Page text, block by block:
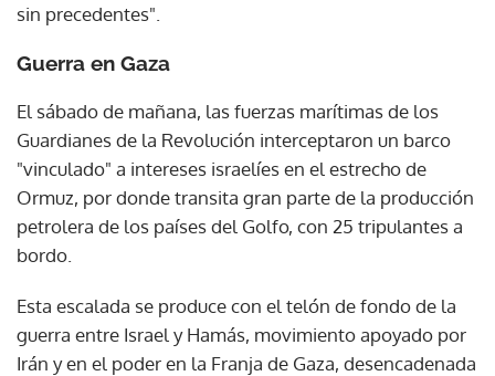
sin precedentes".
Guerra en Gaza
El sábado de mañana, las fuerzas marítimas de los
Guardianes de la Revolución interceptaron un barco
"vinculado" a intereses israelíes en el estrecho de
Ormuz, por donde transita gran parte de la producción
petrolera de los países del Golfo, con 25 tripulantes a
bordo.
Esta escalada se produce con el telón de fondo de la
guerra entre Israel y Hamás, movimiento apoyado por
Irán y en el poder en la Franja de Gaza, desencadenada